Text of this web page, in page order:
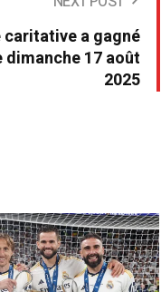
caritative a gagné
17 août
2025